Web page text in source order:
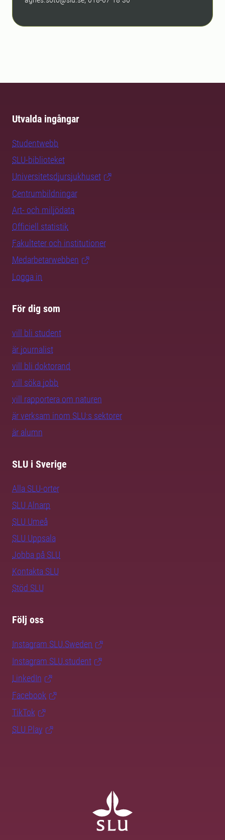
Utvalda ingångar
Studentwebb
SLU-biblioteket
Universitetsdjursjukhuset
Centrumbildningar
Art- och miljödata
Officiell statistik
Fakulteter och institutioner
Medarbetarwebben
Logga in
För dig som
vill bli student
är journalist
vill bli doktorand
vill söka jobb
vill rapportera om naturen
är verksam inom SLU:s sektorer
är alumn
SLU i Sverige
Alla SLU-orter
SLU Alnarp
SLU Umeå
SLU Uppsala
Jobba på SLU
Kontakta SLU
Stöd SLU
Följ oss
Instagram SLU.Sweden
Instagram SLU.student
LinkedIn
Facebook
TikTok
SLU Play